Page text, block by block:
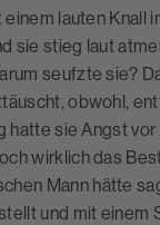
lauten Knall
sie stieg laut
seufzte sie?
obwohl,
hatte sie Angst
wirklich das
Mann hätte
und mit einem